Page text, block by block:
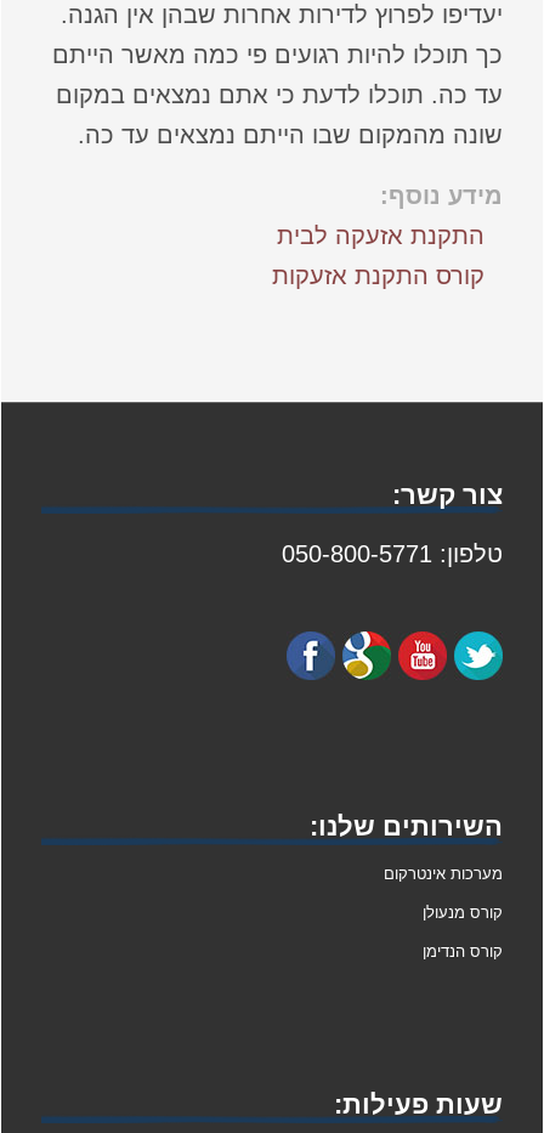
יעדיפו לפרוץ לדירות אחרות שבהן אין הגנה.
כך תוכלו להיות רגועים פי כמה מאשר הייתם
עד כה. תוכלו לדעת כי אתם נמצאים במקום
שונה מהמקום שבו הייתם נמצאים עד כה.
מידע נוסף:
התקנת אזעקה לבית
קורס התקנת אזעקות
צור קשר:
טלפון: 050-800-5771
השירותים שלנו:
מערכות אינטרקום
קורס מנעולן
קורס הנדימן
שעות פעילות: